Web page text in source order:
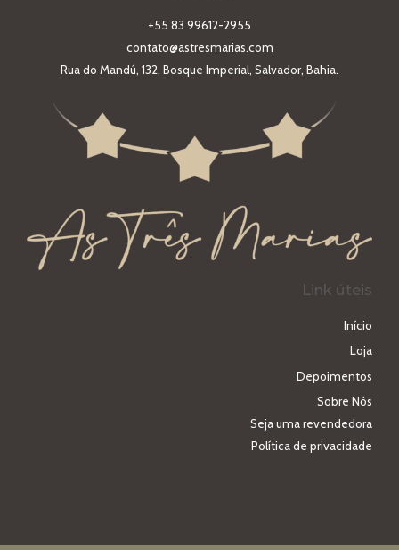
+55 83 99612-2955
contato@astresmarias.com
Rua do Mandú, 132, Bosque Imperial, Salvador, Bahia.
Link úteis
Início
Loja
Depoimentos
Sobre Nós
Seja uma revendedora
Política de privacidade